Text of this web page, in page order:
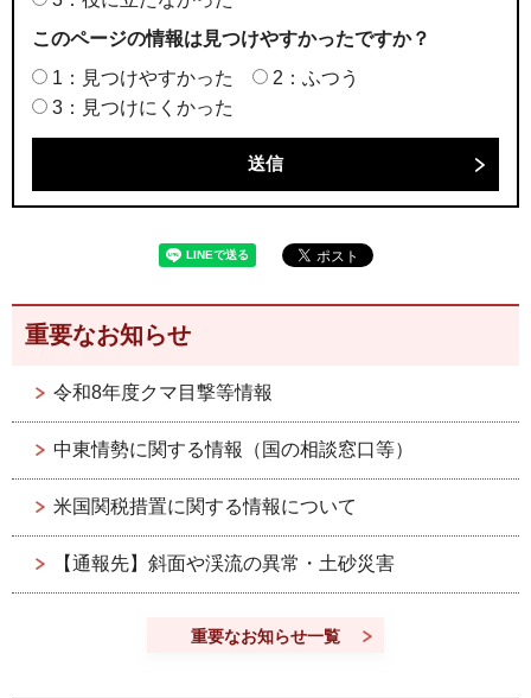
このページの情報は見つけやすかったですか？
1：見つけやすかった
2：ふつう
3：見つけにくかった
重要なお知らせ
令和8年度クマ目撃等情報
中東情勢に関する情報（国の相談窓口等）
米国関税措置に関する情報について
【通報先】斜面や渓流の異常・土砂災害
重要なお知らせ一覧